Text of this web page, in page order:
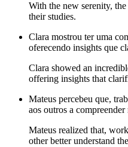
With the new serenity,
their studies.
Clara mostrou ter uma
oferecendo insights que
Clara showed an
offering insights that
Mateus percebeu que,
aos outros a
Mateus realized that,
other better understand